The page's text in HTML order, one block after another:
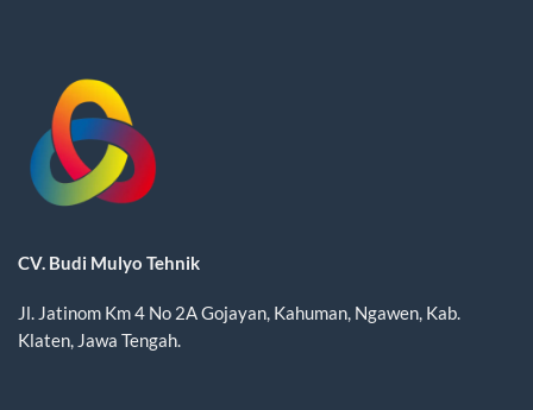
CV. Budi Mulyo Tehnik
Jl. Jatinom Km 4 No 2A Gojayan, Kahuman, Ngawen, Kab.
Klaten, Jawa Tengah.